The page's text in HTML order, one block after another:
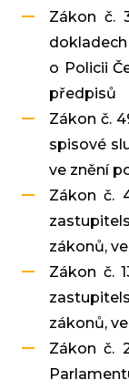
Zákon č.
o Policii
předpisů
Zákon č.
spisové
ve znění
Zákon č.
zákonů,
Zákon č.
zákonů,
Zákon č.